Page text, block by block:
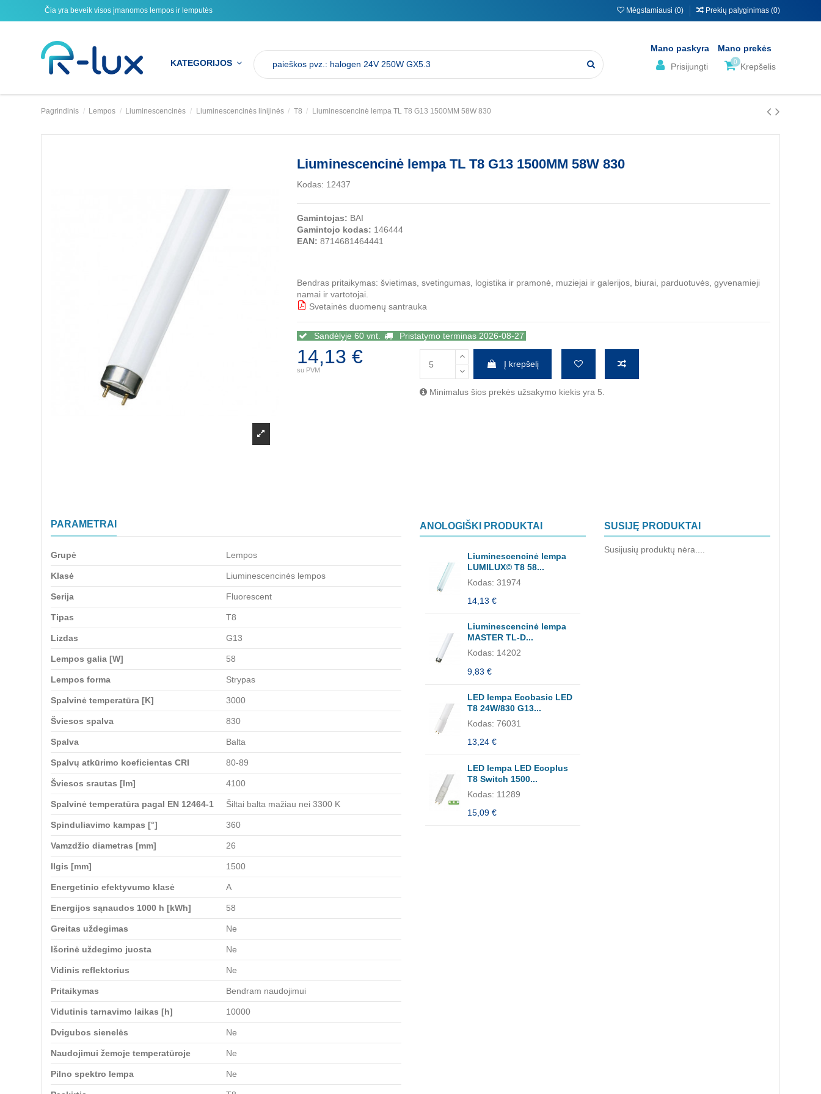
Čia yra beveik visos įmanomos lempos ir lemputės Mėgstamiausi (0) Prekių palyginimas (0)
KATEGORIJOS
Mano paskyra
Prisijungti
Mano prekės
0Krepšelis
Pagrindinis Lempos Liuminescencinės Liuminescencinės linijinės T8 Liuminescencinė lempa TL T8 G13 1500MM 58W 830
Liuminescencinė lempa TL T8 G13 1500MM 58W 830
Kodas: 12437
Gamintojas: BAI
Gamintojo kodas: 146444
EAN: 8714681464441
Bendras pritaikymas: švietimas, svetingumas, logistika ir pramonė, muziejai ir galerijos, biurai, parduotuvės, gyvenamieji
namai ir vartotojai.
Svetainės duomenų santrauka
Sandėlyje 60 vnt. Pristatymo terminas 2026-08-27
14,13 €
su PVM
Į krepšelį
Minimalus šios prekės užsakymo kiekis yra 5.
PARAMETRAI
Grupė Lempos
Klasė Liuminescencinės lempos
Serija Fluorescent
Tipas T8
Lizdas G13
Lempos galia [W] 58
Lempos forma Strypas
Spalvinė temperatūra [K] 3000
Šviesos spalva 830
Spalva Balta
Spalvų atkūrimo koeficientas CRI 80-89
Šviesos srautas [lm] 4100
Spalvinė temperatūra pagal EN 12464-1 Šiltai balta mažiau nei 3300 K
Spinduliavimo kampas [°] 360
Vamzdžio diametras [mm] 26
Ilgis [mm] 1500
Energetinio efektyvumo klasė A
Energijos sąnaudos 1000 h [kWh] 58
Greitas uždegimas Ne
Išorinė uždegimo juosta Ne
Vidinis reflektorius Ne
Pritaikymas Bendram naudojimui
Vidutinis tarnavimo laikas [h] 10000
Dvigubos sienelės Ne
Naudojimui žemoje temperatūroje Ne
Pilno spektro lempa Ne
ANOLOGIŠKI PRODUKTAI
Liuminescencinė lempa
LUMILUX© T8 58...
Kodas: 31974
14,13 €
Liuminescencinė lempa
MASTER TL-D...
Kodas: 14202
9,83 €
LED lempa Ecobasic LED
T8 24W/830 G13...
Kodas: 76031
13,24 €
LED lempa LED Ecoplus
T8 Switch 1500...
Kodas: 11289
15,09 €
SUSIJĘ PRODUKTAI
Susijusių produktų nėra....